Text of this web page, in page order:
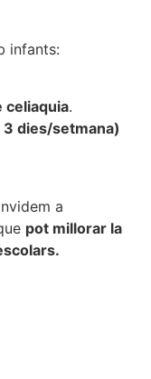
infants:
celiaquia.
dies/setmana)
a
pot millorar la